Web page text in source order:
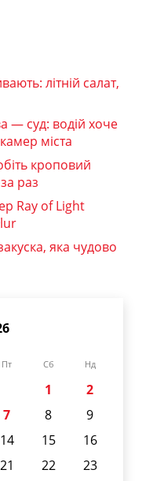
літній салат,
— суд: водій хоче
міста
кроповий
раз
Ray of Light
яка чудово
Пт Сб Нд
1
2
7 8
9
14 15
16
21 22
23